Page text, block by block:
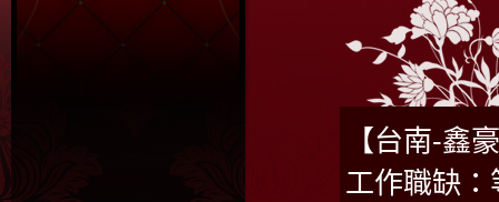
【台南-鑫
工作職缺